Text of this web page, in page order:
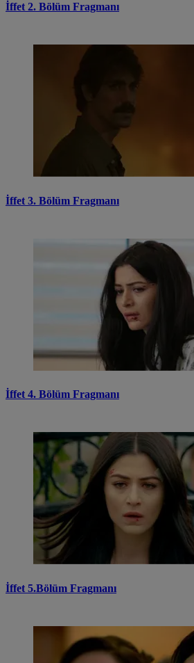
İffet 2. Bölüm Fragmanı
İffet 3. Bölüm Fragmanı
İffet 4. Bölüm Fragmanı
İffet 5.Bölüm Fragmanı